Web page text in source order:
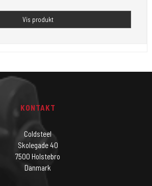
Vis produkt
KONTAKT
Coldsteel
Skolegade 40
7500 Holstebro
Danmark